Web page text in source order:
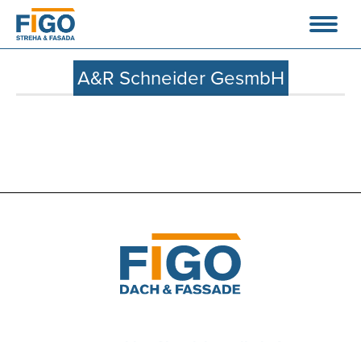
A&R Schneider GesmbH